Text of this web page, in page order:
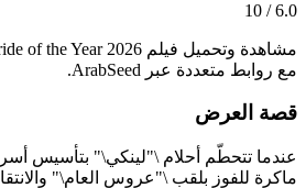
6.0 / 10
مع روابط متعددة عبر ArabSeed.
قصة العرض
عندما تتحطّم أحلام \"لينكي\" بتأسيس
ماكرة للفوز بلقب \"عروس العام\"